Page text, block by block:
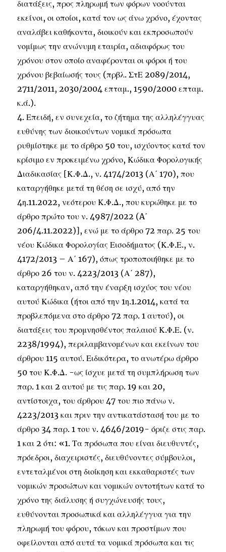
διατάξεις, προς πληρωμή των φόρων νοούνται
εκείνοι, οι οποίοι, κατά τον ως άνω χρόνο, έχοντας
αναλάβει καθήκοντα, διοικούν και εκπροσωπούν
νομίμως την ανώνυμη εταιρία, αδιαφόρως του
χρόνου στον οποίο αναφέρονται οι φόροι ή του
χρόνου βεβαίωσής τους (πρβλ. ΣτΕ 2089/2014,
2711/2011, 2030/2004 επταμ., 1590/2000 επταμ.
κ.ά.).
4. Επειδή, εν συνεχεία, το ζήτημα της αλληλέγγυας
ευθύνης των διοικούντων νομικά πρόσωπα
ρυθμίστηκε με το άρθρο 50 του, ισχύοντος κατά τον
κρίσιμο εν προκειμένω χρόνο, Κώδικα Φορολογικής
Διαδικασίας [Κ.Φ.Δ., ν. 4174/2013 (Α΄ 170), που
καταργήθηκε μετά τη θέση σε ισχύ, από την
4η.11.2022, νεότερου Κ.Φ.Δ., που κυρώθηκε με το
άρθρο πρώτο του ν. 4987/2022 (A΄
206/4.11.2022)], ενώ με το άρθρο 72 παρ. 25 του
νέου Κώδικα Φορολογίας Εισοδήματος (Κ.Φ.Ε., ν.
4172/2013 – Α΄ 167), όπως τροποποιήθηκε με το
άρθρο 26 του ν. 4223/2013 (Α΄ 287),
καταργήθηκαν, από την έναρξη ισχύος του νέου
αυτού Κώδικα (ήτοι από την 1η.1.2014, κατά τα
προβλεπόμενα στο άρθρο 72 παρ. 1 αυτού), οι
διατάξεις του προμνησθέντος παλαιού Κ.Φ.Ε. (ν.
2238/1994), περιλαμβανομένων και εκείνων του
άρθρου 115 αυτού. Ειδικότερα, το ανωτέρω άρθρο
50 του Κ.Φ.Δ. -ως ίσχυε μετά τη συμπλήρωση των
παρ. 1 και 2 αυτού με τις παρ. 19 και 20,
αντίστοιχα, του άρθρου 47 του πιο πάνω ν.
4223/2013 και πριν την αντικατάστασή του με το
άρθρο 34 παρ. 1 του ν. 4646/2019- όριζε στις παρ.
1 και 2 ότι: «1. Τα πρόσωπα που είναι διευθυντές,
πρόεδροι, διαχειριστές, διευθύνοντες σύμβουλοι,
εντεταλμένοι στη διοίκηση και εκκαθαριστές των
νομικών προσώπων και νομικών οντοτήτων κατά το
χρόνο της διάλυσης ή συγχώνευσής τους,
ευθύνονται προσωπικά και αλληλέγγυα για την
πληρωμή του φόρου, τόκων και προστίμων που
οφείλονται από αυτά τα νομικά πρόσωπα και τις